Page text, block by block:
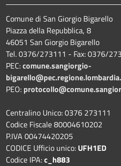
Comune di San Giorgio Bigarello
Piazza della Repubblica, 8
46051 San Giorgio Bigarello
Tel. 0376/273111 - Fax: 0376/
PEC:comune.sangiorgio-
PEO:
Centralino Unico: 0376 273111
Codice Fiscale 80004610202
P.IVA 00474420205
CODICE Ufficio unico: UFH1ED
Codice IPA:c_h883